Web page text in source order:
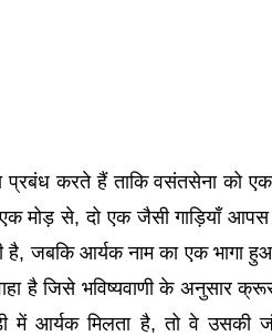
प्रबंध करते हैं ताकि वसंतसेना को
मोड़ से, दो एक जैसी गाड़ियाँ
जबकि आर्यक नाम का एक भागा हुआ
है जिसे भविष्यवाणी के अनुसार
में आर्यक मिलता है, तो वे